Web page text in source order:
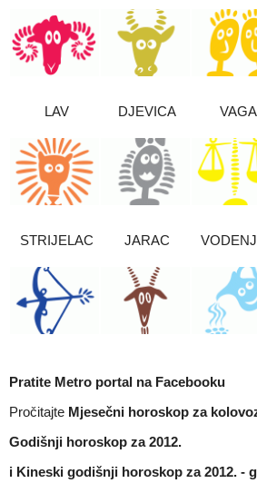
LAV DJEVICA VAGA
STRIJELAC JARAC
Pratite Metro portal na Facebooku
Pročitajte Mjesečni horoskop za
Godišnji horoskop za 2012.
i Kineski godišnji horoskop za 2012. -